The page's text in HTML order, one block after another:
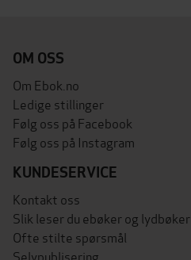
OM OSS
Om Ebok.no
Ledige stillinger
Følg oss på Facebook
Følg oss på Instagram
KUNDESERVICE
Kontakt oss
Slik leser du ebøker og lydbøker
Ofte stilte spørsmål
Selvpublisering